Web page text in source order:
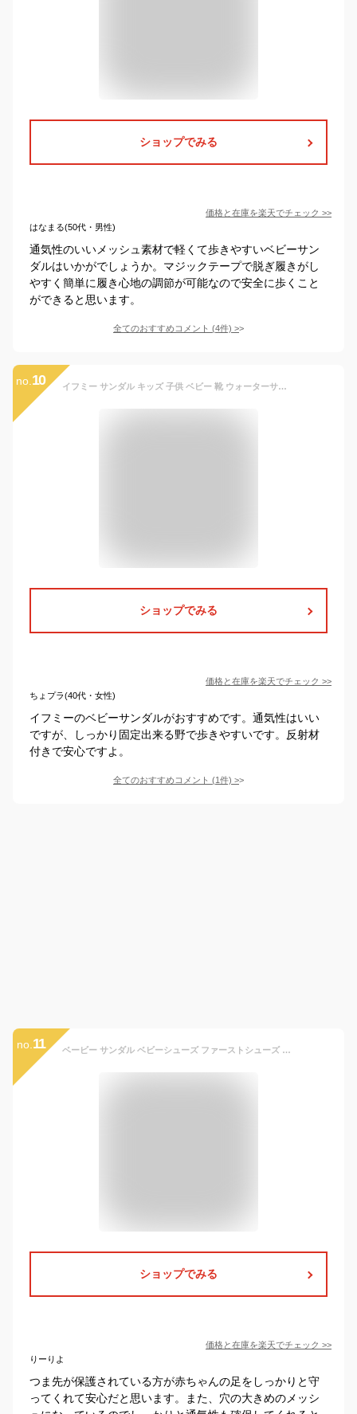
ショップでみる
価格と在庫を楽天でチェック >>
はなまる(50代・男性)
通気性のいいメッシュ素材で軽くて歩きやすいベビーサン
ダルはいかがでしょうか。マジックテープで脱ぎ履きがし
やすく簡単に履き心地の調節が可能なので安全に歩くこと
ができると思います。
全てのおすすめコメント (4件) >
no. 10 イフミー サンダル キッズ 子供 ベビー 靴 ウォーターサンダル 女の子 男の子 水色 ブルー 茶色 ブラウン 紫色 パープル 可愛い おしゃれ シンプル 履きやすい マジックテープ 軽量 軽い 滑りにくい 歩きやすい 反射材 安全 雨 海 プール 夏 水陸 IFME 20-4338
ショップでみる
価格と在庫を楽天でチェック >>
ちょプラ(40代・女性)
イフミーのベビーサンダルがおすすめです。通気性はいい
ですが、しっかり固定出来る野で歩きやすいです。反射材
付きで安心ですよ。
全てのおすすめコメント (1件) >
no. 11 ベービー サンダル ベビーシューズ ファーストシューズ 女の子 男の子 キッズ スポーツ 通気 メッシュ 歩きやすい 軽い 痛くない カジュアル 通園 通学 アウトドア グレー ピンク ブルー 11.5cm 12cm 12.5cm 13cm 13.5cm 14cm 14.5cm 15cm 夏 かわいい
ショップでみる
価格と在庫を楽天でチェック >>
りーりよ
つま先が保護されている方が赤ちゃんの足をしっかりと守
ってくれて安心だと思います。また、穴の大きめのメッシ